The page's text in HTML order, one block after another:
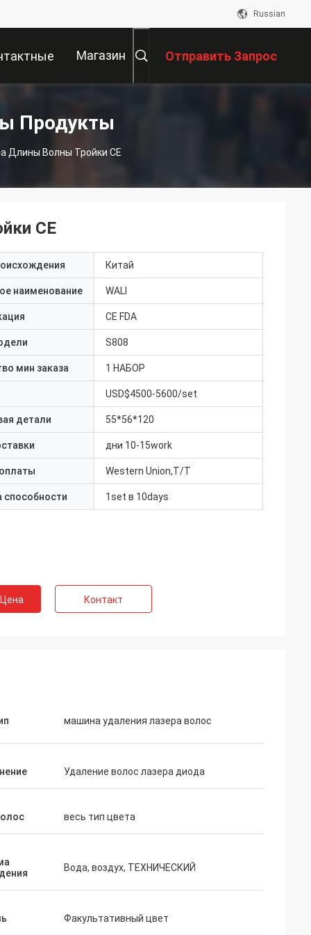
Russian
Данные
Магазин Отправить Запрос
Продукты
Длины Волны Тройки CE
CE
Китай
наименование WALI
CE FDA
S808
мин заказа 1 НАБОР
USD$4500-5600/set
детали 55*56*120
дни 10-15work
Western Union,T/T
способности 1set в 10days
Контакт
машина удаления лазера волос
Удаление волос лазера диода
весь тип цвета
Вода, воздух, ТЕХНИЧЕСКИЙ
Факультативный цвет